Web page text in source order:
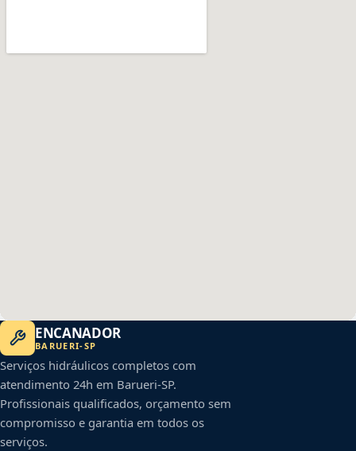
ENCANADOR
BARUERI-SP
Serviços hidráulicos completos com
atendimento 24h em Barueri-SP.
Profissionais qualificados, orçamento sem
compromisso e garantia em todos os
serviços.